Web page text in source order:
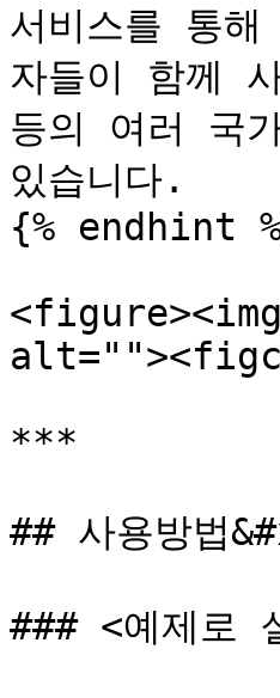
서비스를 통
자들이 함께
등의 여러 국
있습니다.
{% endhint
***
## 사용방법
### <예제로